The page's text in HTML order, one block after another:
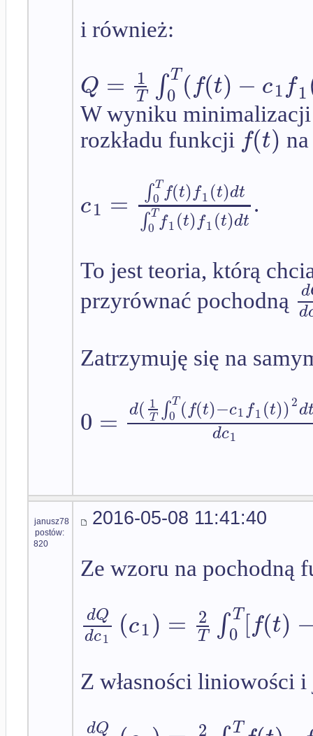
i również:
Q = 1
T ∫ T
0 (f(t) − c1f1
W wyniku minimalizacji
rozkładu funkcji f(t)
c1 = ∫T
0 f(t)f1(t)dt
∫T
0 f1(t)f1(t)dt
.
To jest teoria, którą
przyrównać pochodną d
d
Zatrzymuję się na
0 = d( 1
T ∫T
0 (f(t)−c1f1(t))2d
dc1
janusz78
postów:
820
2016-05-08 11:41:40
Ze wzoru na pochodną
dQ
dc1 (c1) = 2
T ∫ T
0 [f(t)
Z własności liniowości
dQ
2 T